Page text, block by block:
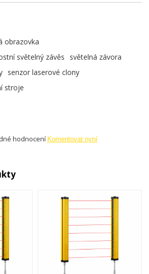
obrazovka
světelný závěs
světelná závora
senzor laserové clony
stroje
hodnocení Komentovat nyní